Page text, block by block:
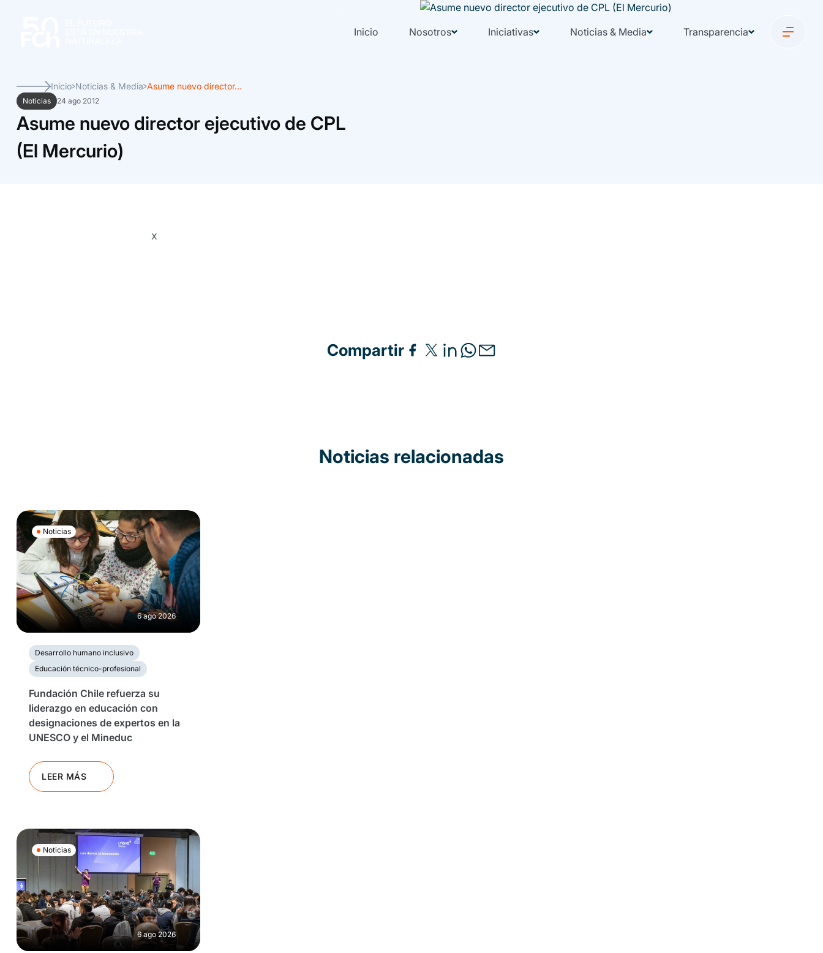
Inicio Nosotros Iniciativas Noticias & Media Transparencia
Inicio Noticias & Media Asume nuevo director...
Noticias 24 ago 2012
Asume nuevo director ejecutivo de CPL
(El Mercurio)
x
Compartir
Noticias relacionadas
Noticias
6 ago 2026
Desarrollo humano inclusivo
Educación técnico-profesional
Fundación Chile refuerza su
liderazgo en educación con
designaciones de expertos en la
UNESCO y el Mineduc
LEER MÁS
Noticias
6 ago 2026